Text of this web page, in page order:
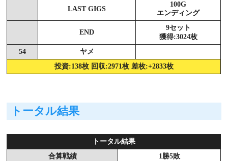
LAST GIGS
100G
エンディング
END
9セット
獲得:3024枚
54
ヤメ
投資:138枚 回収:2971枚 差枚:+2833枚
トータル結果
トータル結果
合算戦績
1勝5敗